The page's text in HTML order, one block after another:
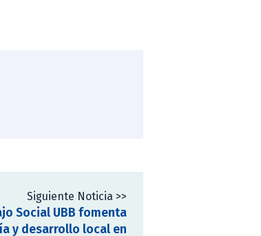
Siguiente Noticia >>
Social UBB fomenta
y desarrollo local en